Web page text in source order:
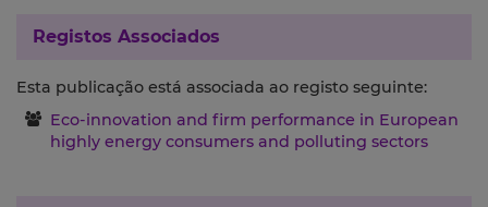
Registos Associados
Esta publicação está associada ao registo seguinte:
Eco-innovation and firm performance in European
highly energy consumers and polluting sectors